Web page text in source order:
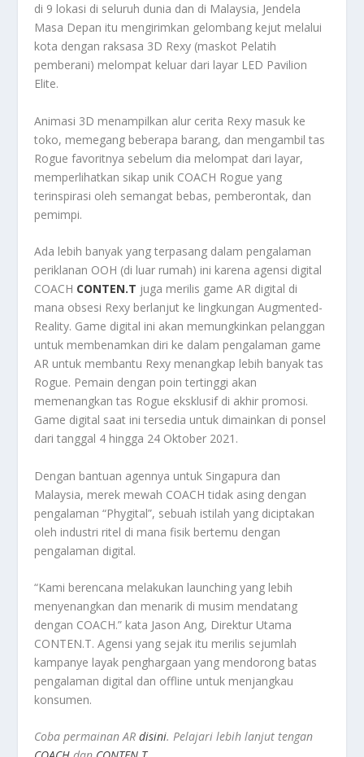
di 9 lokasi di seluruh dunia dan di Malaysia, Jendela
Masa Depan itu mengirimkan gelombang kejut melalui
kota dengan raksasa 3D Rexy (maskot Pelatih
pemberani) melompat keluar dari layar LED Pavilion
Elite.
Animasi 3D menampilkan alur cerita Rexy masuk ke
toko, memegang beberapa barang, dan mengambil tas
Rogue favoritnya sebelum dia melompat dari layar,
memperlihatkan sikap unik COACH Rogue yang
terinspirasi oleh semangat bebas, pemberontak, dan
pemimpi.
Ada lebih banyak yang terpasang dalam pengalaman
periklanan OOH (di luar rumah) ini karena agensi digital
COACH CONTEN.T juga merilis game AR digital di
mana obsesi Rexy berlanjut ke lingkungan Augmented-
Reality. Game digital ini akan memungkinkan pelanggan
untuk membenamkan diri ke dalam pengalaman game
AR untuk membantu Rexy menangkap lebih banyak tas
Rogue. Pemain dengan poin tertinggi akan
memenangkan tas Rogue eksklusif di akhir promosi.
Game digital saat ini tersedia untuk dimainkan di ponsel
dari tanggal 4 hingga 24 Oktober 2021.
Dengan bantuan agennya untuk Singapura dan
Malaysia, merek mewah COACH tidak asing dengan
pengalaman “Phygital”, sebuah istilah yang diciptakan
oleh industri ritel di mana fisik bertemu dengan
pengalaman digital.
“Kami berencana melakukan launching yang lebih
menyenangkan dan menarik di musim mendatang
dengan COACH.” kata Jason Ang, Direktur Utama
CONTEN.T. Agensi yang sejak itu merilis sejumlah
kampanye layak penghargaan yang mendorong batas
pengalaman digital dan offline untuk menjangkau
konsumen.
Coba permainan ARdisini. Pelajari lebih lanjut tengan